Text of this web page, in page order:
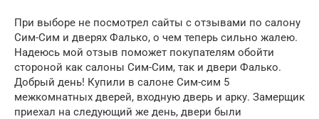
При выборе не посмотрел сайты с отзывами по салону
Сим-Сим и дверях Фалько, о чем теперь сильно жалею.
Надеюсь мой отзыв поможет покупателям обойти
стороной как салоны Сим-Сим, так и двери Фалько.
Добрый день! Купили в салоне Сим-сим 5
межкомнатных дверей, входную дверь и арку. Замерщик
приехал на следующий же день, двери были